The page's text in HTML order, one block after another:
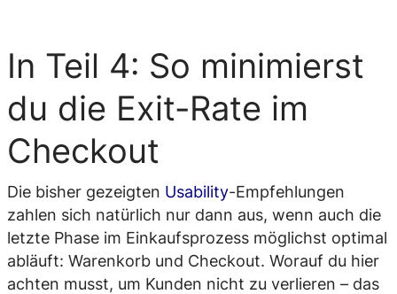
In Teil 4: So minimierst
du die Exit-Rate im
Checkout
Die bisher gezeigten Usability-Empfehlungen
zahlen sich natürlich nur dann aus, wenn auch die
letzte Phase im Einkaufsprozess möglichst optimal
abläuft: Warenkorb und Checkout. Worauf du hier
achten musst, um Kunden nicht zu verlieren – das